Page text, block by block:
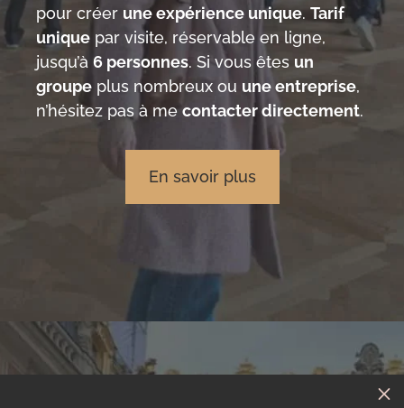
M
pour créer une expérience unique. Tarif
unique par visite, réservable en ligne,
jusqu’à 6 personnes. Si vous êtes un
groupe plus nombreux ou une entreprise,
n’hésitez pas à mecontacter directement.
En savoir plus